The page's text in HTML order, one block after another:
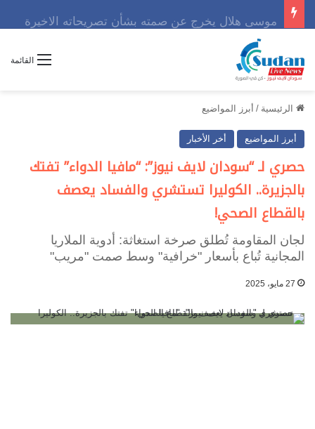
موسى هلال يخرج عن صمته بشأن تصريحاته الاخيرة
القائمة
الرئيسية / أبرز المواضيع
أبرز المواضيع أخر الأخبار
حصري لـ “سودان لايف نيوز”: “مافيا الدواء” تفتك
بالجزيرة.. الكوليرا تستشري والفساد يعصف
بالقطاع الصحي!
لجان المقاومة تُطلق صرخة استغاثة: أدوية الملاريا
المجانية تُباع بأسعار "خرافية" وسط صمت "مريب"
27 مايو، 2025